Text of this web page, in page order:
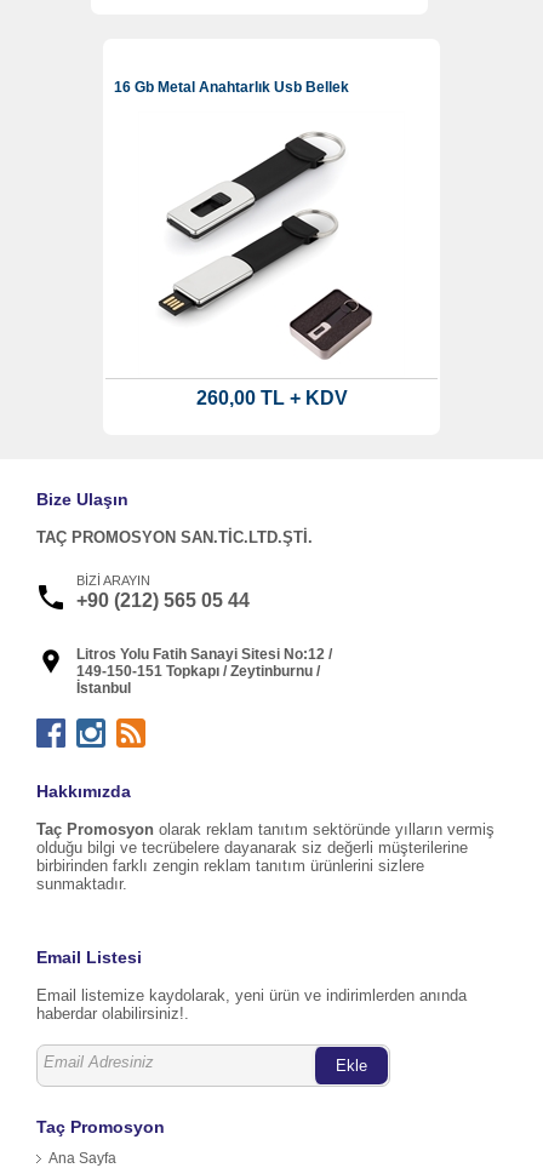
16 Gb Metal Anahtarlık Usb Bellek
260,00 TL + KDV
Bize Ulaşın
TAÇ PROMOSYON SAN.TİC.LTD.ŞTİ.
BİZİ ARAYIN
+90 (212) 565 05 44
Litros Yolu Fatih Sanayi Sitesi No:12 /
149-150-151 Topkapı / Zeytinburnu /
İstanbul
Hakkımızda
Taç Promosyon olarak reklam tanıtım sektöründe yılların vermiş
olduğu bilgi ve tecrübelere dayanarak siz değerli müşterilerine
birbirinden farklı zengin reklam tanıtım ürünlerini sizlere
sunmaktadır.
Email Listesi
Email listemize kaydolarak, yeni ürün ve indirimlerden anında
haberdar olabilirsiniz!.
Ekle
Taç Promosyon
Ana Sayfa